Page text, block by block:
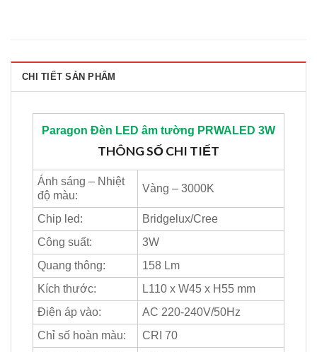
CHI TIẾT SẢN PHẨM
Paragon Đèn LED âm tường PRWALED 3W
THÔNG SỐ CHI TIẾT
Ánh sáng – Nhiệt
độ màu:
Vàng – 3000K
Chip led:
Bridgelux/Cree
Công suất:
3W
Quang thông:
158 Lm
Kích thước:
L110 x W45 x H55 mm
Điện áp vào:
AC 220-240V/50Hz
Chỉ số hoàn màu:
CRI 70